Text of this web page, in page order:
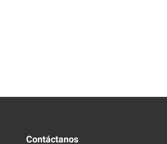
Contáctanos